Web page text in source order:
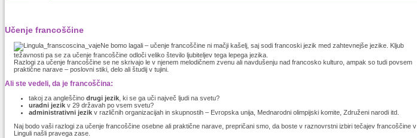
Učenje francoščine
Ne bomo lagali – učenje francoščine ni mačji kašelj, saj sodi francoski jezik med zahtevnejše jezike. Kljub
težavnosti pa se za učenje francoščine odloči veliko število ljubiteljev tega lepega jezika.
Razlogi za učenje francoščine se ne skrivajo le v njenem melodičnem zvenu ali navdušenju nad francosko kulturo, ampak so tudi povsem
praktične narave – poslovni stiki, delo ali študij v tujini.
Ali ste vedeli, da je francoščina:
takoj za angleščino drugi jezik , ki se ga uči največ ljudi na svetu?
uradni jezik v 29 državah po vsem svetu?
administrativni jezik v različnih organizacijah in skupnostih – Evropska unija, Mednarodni olimpijski komite, Združeni narodi itd.
Naj bodo vaši razlogi za učenje francoščine osebne ali praktične narave, prepričani smo, da boste v raznovrstni izbiri tečajev francoščine v
Linguli našli pravega zase.